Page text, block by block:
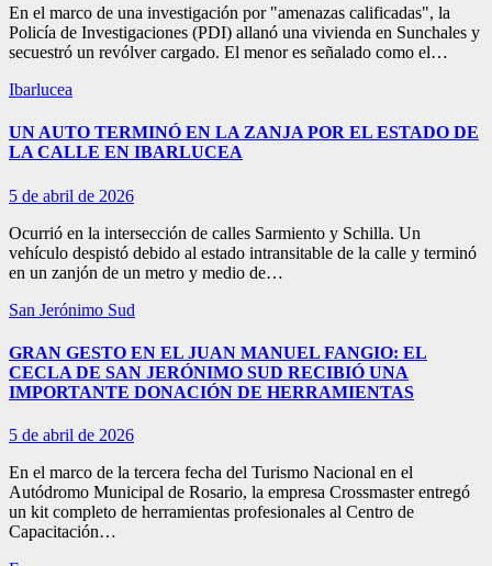
En el marco de una investigación por "amenazas calificadas", la
Policía de Investigaciones (PDI) allanó una vivienda en Sunchales y
secuestró un revólver cargado. El menor es señalado como el…
Ibarlucea
UN AUTO TERMINÓ EN LA ZANJA POR EL ESTADO DE
LA CALLE EN IBARLUCEA
5 de abril de 2026
Ocurrió en la intersección de calles Sarmiento y Schilla. Un
vehículo despistó debido al estado intransitable de la calle y terminó
en un zanjón de un metro y medio de…
San Jerónimo Sud
GRAN GESTO EN EL JUAN MANUEL FANGIO: EL
CECLA DE SAN JERÓNIMO SUD RECIBIÓ UNA
IMPORTANTE DONACIÓN DE HERRAMIENTAS
5 de abril de 2026
En el marco de la tercera fecha del Turismo Nacional en el
Autódromo Municipal de Rosario, la empresa Crossmaster entregó
un kit completo de herramientas profesionales al Centro de
Capacitación…